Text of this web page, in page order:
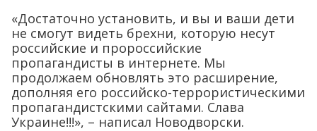
«Достаточно установить, и вы и ваши дети
не смогут видеть брехни, которую несут
российские и пророссийские
пропагандисты в интернете. Мы
продолжаем обновлять это расширение,
дополняя его российско-террористическими
пропагандистскими сайтами. Слава
Украине!!!», – написал Новодворски.